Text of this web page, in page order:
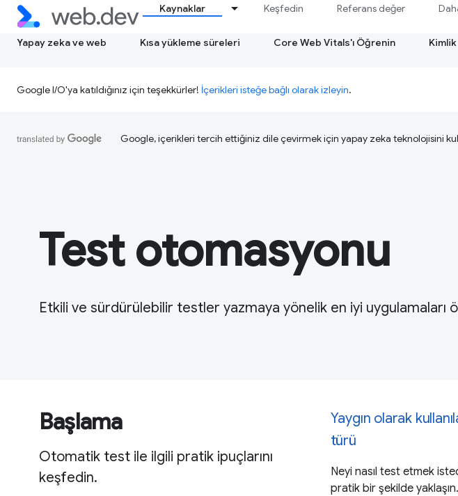
Kaynaklar Keşfedin Referans değer
Yapay zeka ve web Kısa yükleme süreleri Core Web Vitals'ı Öğrenin Kimlik
Google I/O'ya katıldığınız için teşekkürler! İçerikleri isteğe bağlı olarak izleyin.
Google, içerikleri tercih ettiğiniz dile çevirmek için yapay zeka teknolojisini
Test otomasyonu
Etkili ve sürdürülebilir testler yazmaya yönelik en iyi uygulamaları
Başlama
Otomatik test ile ilgili pratik ipuçlarını
keşfedin.
Yaygın olarak
türü
Neyi nasıl test etmek
pratik bir şekilde yaklaşın.